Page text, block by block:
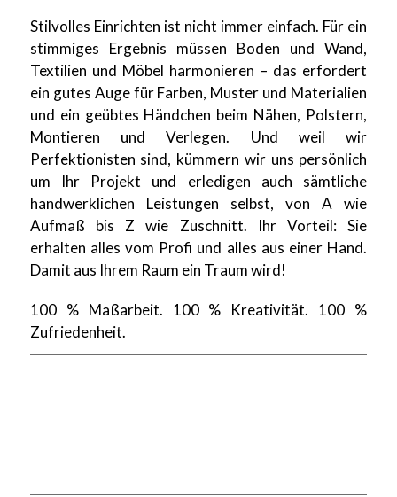
Stilvolles Einrichten ist nicht immer einfach. Für ein
stimmiges Ergebnis müssen Boden und Wand,
Textilien und Möbel harmonieren – das erfordert
ein gutes Auge für Farben, Muster und Materialien
und ein geübtes Händchen beim Nähen, Polstern,
Montieren und Verlegen. Und weil wir
Perfektionisten sind, kümmern wir uns persönlich
um Ihr Projekt und erledigen auch sämtliche
handwerklichen Leistungen selbst, von A wie
Aufmaß bis Z wie Zuschnitt. Ihr Vorteil: Sie
erhalten alles vom Profi und alles aus einer Hand.
Damit aus Ihrem Raum ein Traum wird!
100 % Maßarbeit. 100 % Kreativität. 100 %
Zufriedenheit.